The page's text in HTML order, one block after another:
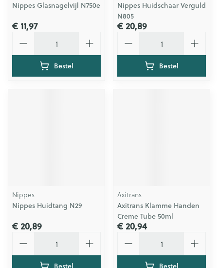
Nippes Glasnagelvijl N750e
€ 11,97
Bestel
Nippes Huidschaar Verguld
N805
€ 20,89
Bestel
Nippes
Nippes Huidtang N29
€ 20,89
Bestel
Axitrans
Axitrans Klamme Handen
Creme Tube 50ml
€ 20,94
Bestel